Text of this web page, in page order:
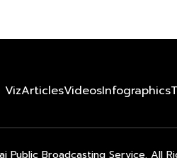
VizArticlesVideosInfographics
Public Broadcasting Service. All